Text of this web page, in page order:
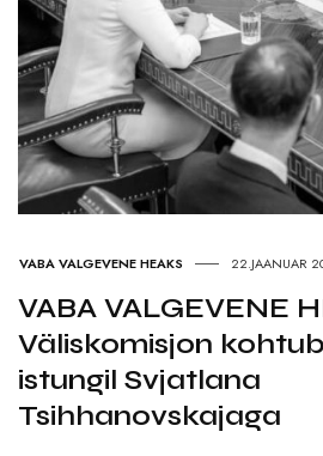
VABA VALGEVENE HEAKS 22.JAANUAR
VABA VALGEVENE
Väliskomisjon
istungil Svjatlana
Tsihhanovskajaga